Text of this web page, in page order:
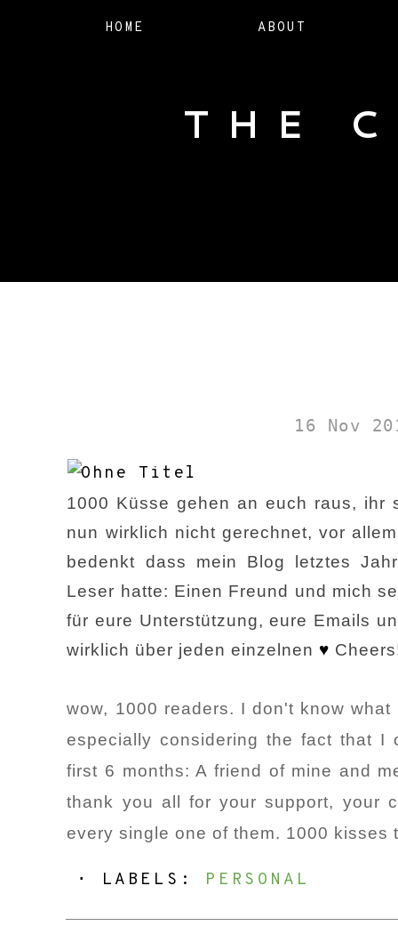
HOME ABOUT
THE
16 Nov
1000 Küsse gehen an euch raus, ihr
nun wirklich nicht gerechnet, vor
bedenkt dass mein Blog letztes
Leser hatte: Einen Freund und mich
für eure Unterstützung, eure Emails
wirklich über jeden einzelnen ♥
wow, 1000 readers. I don't know
especially considering the fact that I
first 6 months: A friend of mine and
thank you all for your support, your
every single one of them. 1000 kisses
⋅ LABELS: PERSONAL